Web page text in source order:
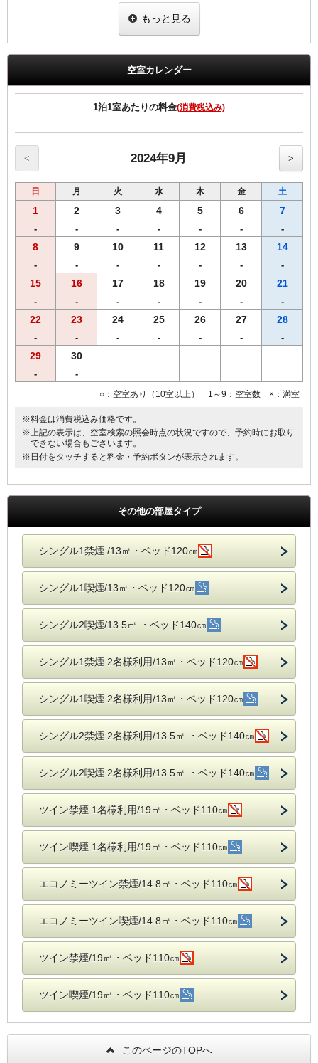
・夕食のご提供時間は17時～20時です。（夕食券をチェックイン時に
お渡しします。）
・当プランは、前日までのご予約に限ります。
・夕食時のお飲み物・追加料理等の代金は、当日「きらら」さんで直
※当日のキャンセル、返金は出来かねますので、あらかじめご了承く
ださい。
◆ご朝食はホテル９階にて６時30分から10時まで（9時30分最終入
◆全室ＶＯＤ（ﾋﾞﾃﾞｵ･ｵﾝ･ﾃﾞﾏﾝﾄﾞ）放送対応
1日1,000円（プランには含まれていません）で見放題!！
◆wifi接続・有線LAN接続のインターネット環境無料
◆枕元にUSBコンセント設置
もっと見る
空室カレンダー
1泊1室あたりの料金(消費税込み)
< 2024年9月 >
日 月 火 水 木 金 土
1
-
2
-
3
-
4
-
5
-
6
-
7
-
8
-
9
-
10
-
11
-
12
-
13
-
14
-
15
-
16
-
17
-
18
-
19
-
20
-
21
-
22
-
23
-
24
-
25
-
26
-
27
-
28
-
29
-
30
-
○：空室あり（10室以上） 1～9：空室数 ×：満室
※料金は消費税込み価格です。
※上記の表示は、空室検索の照会時点の状況ですので、予約時にお取り
できない場合もございます。
※日付をタッチすると料金・予約ボタンが表示されます。
その他の部屋タイプ
シングル1禁煙 /13㎡・ベッド120㎝
シングル1喫煙/13㎡・ベッド120㎝
シングル2喫煙/13.5㎡ ・ベッド140㎝
シングル1禁煙 2名様利用/13㎡・ベッド120㎝
シングル1喫煙 2名様利用/13㎡・ベッド120㎝
シングル2禁煙 2名様利用/13.5㎡ ・ベッド140㎝
シングル2喫煙 2名様利用/13.5㎡ ・ベッド140㎝
ツイン禁煙 1名様利用/19㎡・ベッド110㎝
ツイン喫煙 1名様利用/19㎡・ベッド110㎝
エコノミーツイン禁煙/14.8㎡・ベッド110㎝
エコノミーツイン喫煙/14.8㎡・ベッド110㎝
ツイン禁煙/19㎡・ベッド110㎝
ツイン喫煙/19㎡・ベッド110㎝
このページのTOPへ